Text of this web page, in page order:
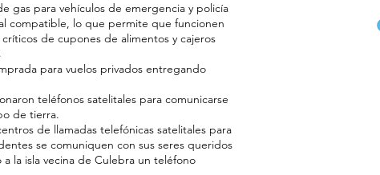
gas para vehículos de emergencia y policía
compatible, lo que permite que funcionen
críticos de cupones de alimentos y cajeros
para vuelos privados entregando
teléfonos satelitales para comunicarse
de tierra.
de llamadas telefónicas satelitales para
se comuniquen con sus seres queridos
a la isla vecina de Culebra un teléfono